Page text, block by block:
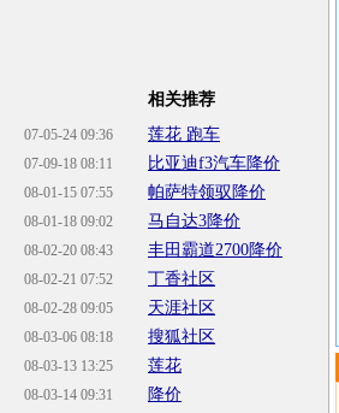
07-05-24 09:36
07-09-18 08:11
08-01-15 07:55
08-01-18 09:02
08-02-20 08:43
08-02-21 07:52
08-02-28 09:05
08-03-06 08:18
08-03-13 13:25
08-03-14 09:31
相关推荐
莲花 跑车
比亚迪f3汽车降价
帕萨特领驭降价
马自达3降价
丰田霸道2700降价
丁香社区
天涯社区
搜狐社区
莲花
降价